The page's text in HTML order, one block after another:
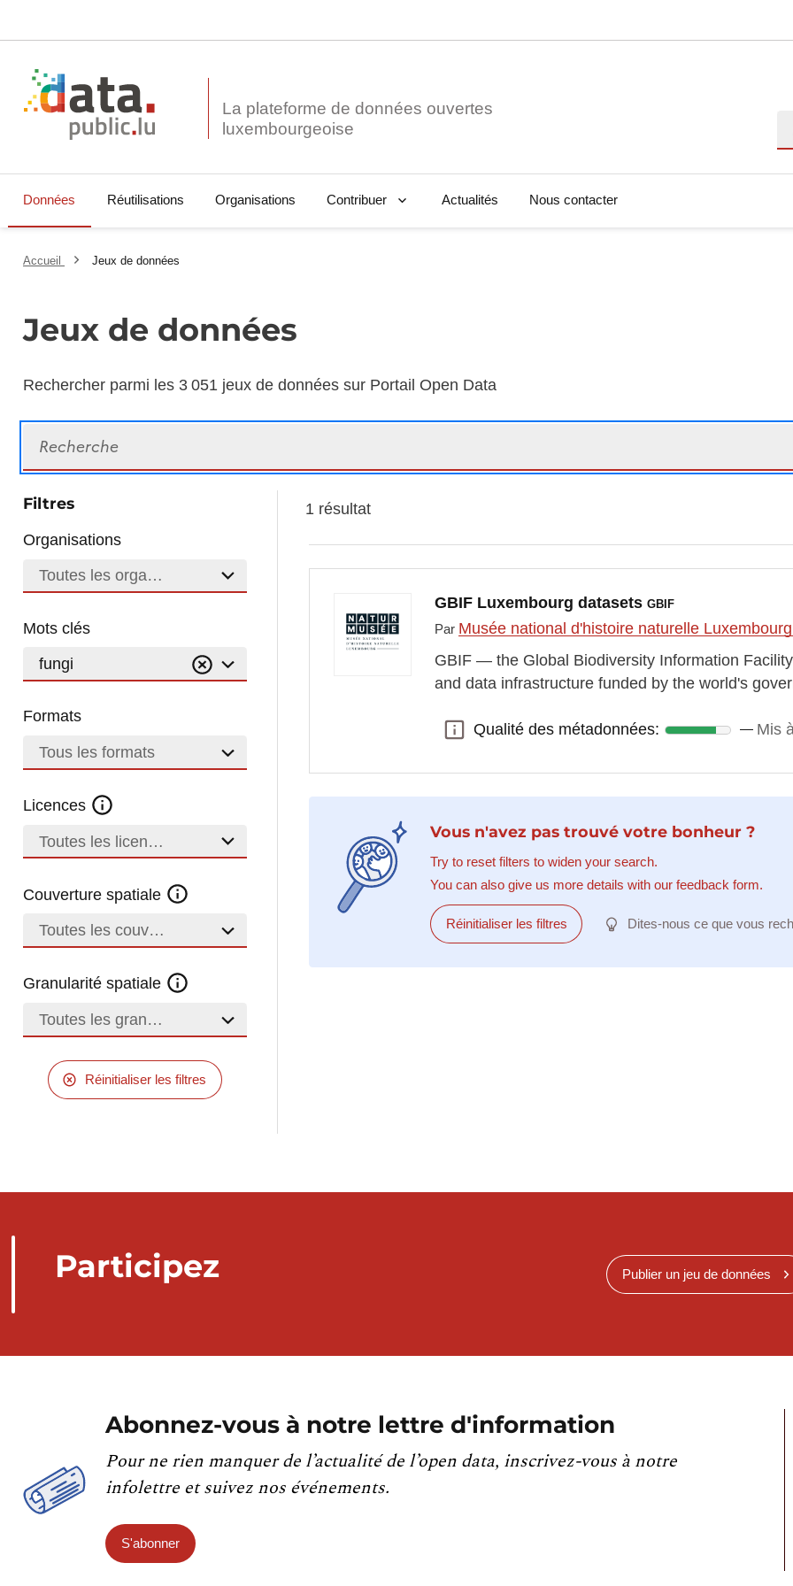
La plateforme de données ouvertes
Données Réutilisations Organisations Contribuer Actualités Nous contacter
Accueil Jeux de données
Jeux de données
Rechercher parmi les 3 051 jeux de données sur Portail Open Data
Filtres
Organisations
Toutes les organisations
Mots clés
fungi
Formats
Tous les formats
Licences
Toutes les licences
Couverture spatiale
Toutes les couvertures
Granularité spatiale
Toutes les granularités
Réinitialiser les filtres
1 résultat
GBIF Luxembourg datasetsGBIF
Par Musée national d'histoire naturelle Luxembourg
GBIF — the Global Biodiversity Information
and data infrastructure funded by the world's
Qualité des métadonnées:
Qualité des métadonnées: Mis
Vous n'avez pas trouvé votre bonheur ?
Try to reset filters to widen your search.
You can also give us more details with our feedback form.
Réinitialiser les filtres Dites-nous ce que vous
Participez Publier un jeu de données
Abonnez-vous à notre lettre d'information
Pour ne rien manquer de l’actualité de l’open data, inscrivez-vous à notre
infolettre et suivez nos événements.
S'abonner